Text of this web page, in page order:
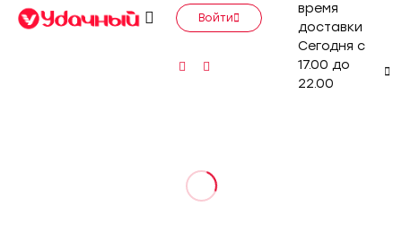
Войти
время
доставки
Сегодня с
17.00 до
22.00